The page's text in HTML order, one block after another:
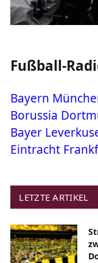
Fußball-
Bayern
Borussia
Bayer
Eintracht
LETZTE ARTIKEL